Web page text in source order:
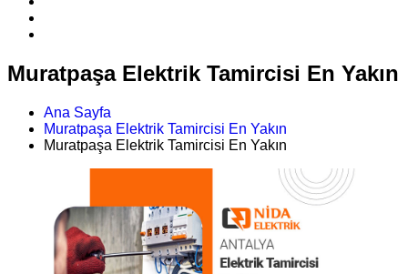
Muratpaşa Elektrik Tamircisi En Yakın
Ana Sayfa
Muratpaşa Elektrik Tamircisi En Yakın
Muratpaşa Elektrik Tamircisi En Yakın